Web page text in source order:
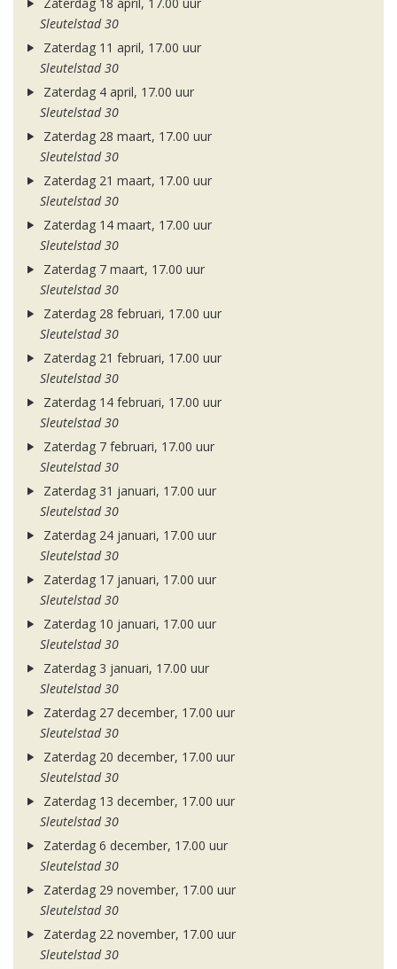
Zaterdag 18 april, 17.00 uur
Sleutelstad 30
Zaterdag 11 april, 17.00 uur
Sleutelstad 30
Zaterdag 4 april, 17.00 uur
Sleutelstad 30
Zaterdag 28 maart, 17.00 uur
Sleutelstad 30
Zaterdag 21 maart, 17.00 uur
Sleutelstad 30
Zaterdag 14 maart, 17.00 uur
Sleutelstad 30
Zaterdag 7 maart, 17.00 uur
Sleutelstad 30
Zaterdag 28 februari, 17.00 uur
Sleutelstad 30
Zaterdag 21 februari, 17.00 uur
Sleutelstad 30
Zaterdag 14 februari, 17.00 uur
Sleutelstad 30
Zaterdag 7 februari, 17.00 uur
Sleutelstad 30
Zaterdag 31 januari, 17.00 uur
Sleutelstad 30
Zaterdag 24 januari, 17.00 uur
Sleutelstad 30
Zaterdag 17 januari, 17.00 uur
Sleutelstad 30
Zaterdag 10 januari, 17.00 uur
Sleutelstad 30
Zaterdag 3 januari, 17.00 uur
Sleutelstad 30
Zaterdag 27 december, 17.00 uur
Sleutelstad 30
Zaterdag 20 december, 17.00 uur
Sleutelstad 30
Zaterdag 13 december, 17.00 uur
Sleutelstad 30
Zaterdag 6 december, 17.00 uur
Sleutelstad 30
Zaterdag 29 november, 17.00 uur
Sleutelstad 30
Zaterdag 22 november, 17.00 uur
Sleutelstad 30